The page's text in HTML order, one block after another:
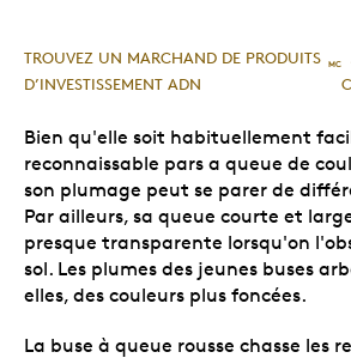
TROUVEZ UN MARCHAND DE PRODUITS
D’INVESTISSEMENT ADN
MC
Bien qu'elle soit habituellement
reconnaissable pars a queue de
son plumage peut se parer de
Par ailleurs, sa queue courte et
presque transparente lorsqu'on
sol. Les plumes des jeunes buses
elles, des couleurs plus foncées.
La buse à queue rousse chasse les